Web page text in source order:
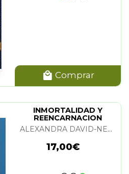
Comprar
INMORTALIDAD Y
REENCARNACION
ALEXANDRA DAVID-NEEL
17,00€